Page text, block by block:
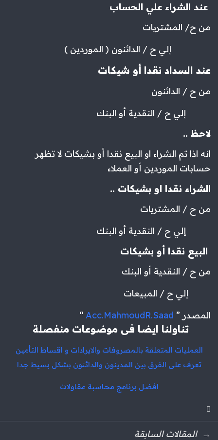
عند الشراء علي الحساب
من ح/ المشتريات
إلي ح / الدائنون ( الموردين )
عند السداد نقدا أو شيكات
من ح / الدائنون
إلي ح / النقدية أو البنك
لاحظ ..
انه اذا تم الشراء او البيع نقدا أو بشيكات لا تظهر
حسابات الموردين أو العملاء
الشراء نقدا او بشيكات ..
من ح / المشتريات
إلي ح / النقدية أو البنك
البيع نقدا أو بشيكات
من ح / النقدية أو البنك
إلي ح / المبيعات
المصدر ” Acc.MahmoudR.Saad
“
تناولنا ايضا فى موضوعات منفصلة
العمليات المتعلقة بالمصروفات والايرادات و اقساط التأمين
تعرف على الفرق بين المدينون والدائنون بشكل بسيط جدا
افضل برنامج محاسبة مقاولات
المقالات السابقة